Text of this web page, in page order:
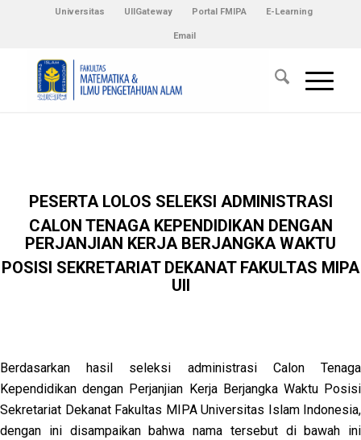
Universitas UIIGateway Portal FMIPA E-Learning
Email
PESERTA LOLOS SELEKSI ADMINISTRASI
CALON TENAGA KEPENDIDIKAN DENGAN
PERJANJIAN KERJA BERJANGKA WAKTU
POSISI SEKRETARIAT DEKANAT FAKULTAS MIPA
UII
Berdasarkan hasil seleksi administrasi Calon Tenaga
Kependidikan dengan Perjanjian Kerja Berjangka Waktu Posisi
Sekretariat Dekanat Fakultas MIPA Universitas Islam Indonesia,
dengan ini disampaikan bahwa nama tersebut di bawah ini